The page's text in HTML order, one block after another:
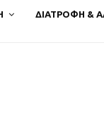
ΔΙΑΤΡΟΦΗ &